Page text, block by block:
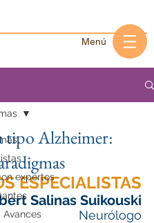
Menú
expertos
tipo Alzheimer:
ESPECIALISTAS
Salinas Suikouski
Neurólogo